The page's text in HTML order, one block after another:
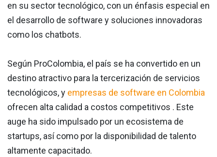
en su sector tecnológico, con un énfasis especial en
el desarrollo de software y soluciones innovadoras
como los chatbots.
Según ProColombia, el país se ha convertido en un
destino atractivo para la tercerización de servicios
tecnológicos, y empresas de software en Colombia
ofrecen alta calidad a costos competitivos . Este
auge ha sido impulsado por un ecosistema de
startups, así como por la disponibilidad de talento
altamente capacitado.